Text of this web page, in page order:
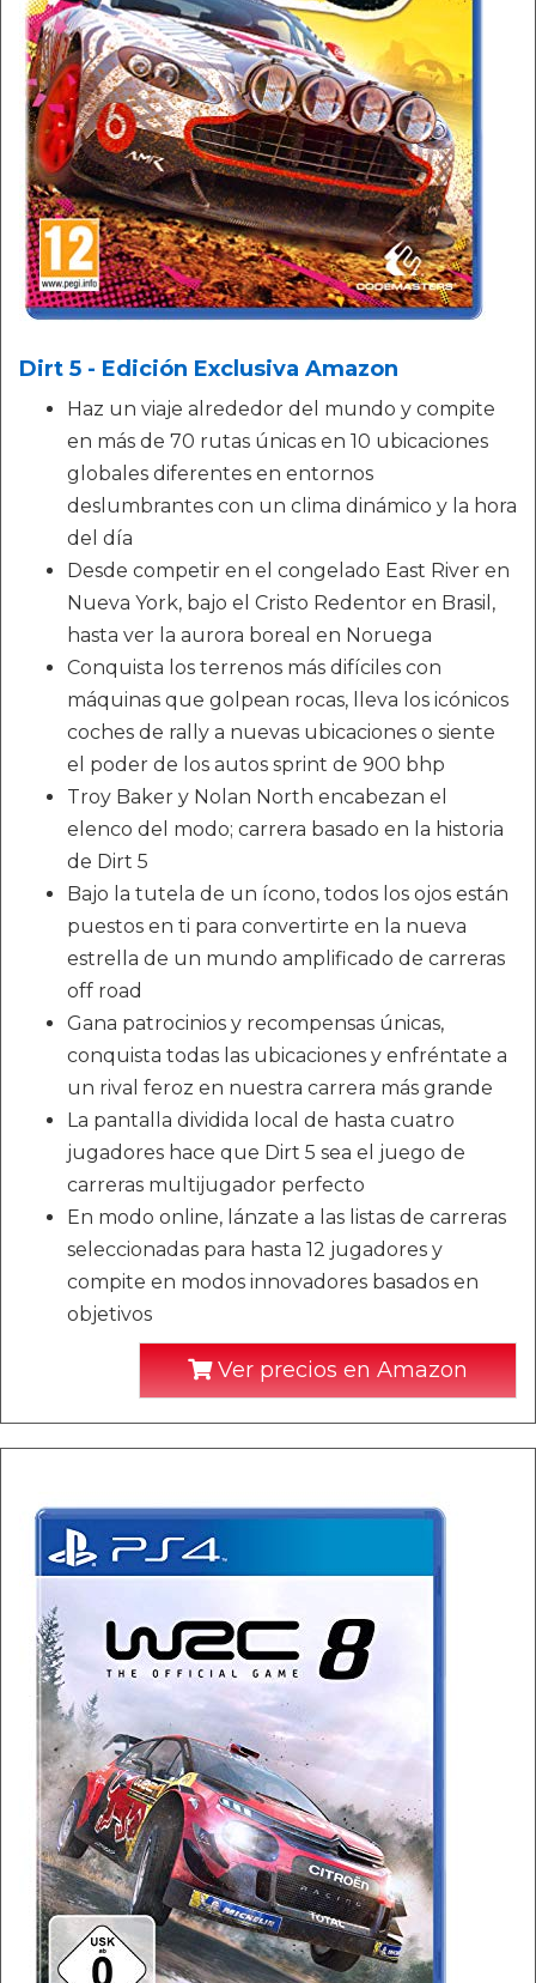
Dirt 5 - Edición Exclusiva Amazon
Haz un viaje alrededor del mundo y compite
en más de 70 rutas únicas en 10 ubicaciones
globales diferentes en entornos
deslumbrantes con un clima dinámico y la hora
del día
Desde competir en el congelado East River en
Nueva York, bajo el Cristo Redentor en Brasil,
hasta ver la aurora boreal en Noruega
Conquista los terrenos más difíciles con
máquinas que golpean rocas, lleva los icónicos
coches de rally a nuevas ubicaciones o siente
el poder de los autos sprint de 900 bhp
Troy Baker y Nolan North encabezan el
elenco del modo; carrera basado en la historia
de Dirt 5
Bajo la tutela de un ícono, todos los ojos están
puestos en ti para convertirte en la nueva
estrella de un mundo amplificado de carreras
off road
Gana patrocinios y recompensas únicas,
conquista todas las ubicaciones y enfréntate a
un rival feroz en nuestra carrera más grande
La pantalla dividida local de hasta cuatro
jugadores hace que Dirt 5 sea el juego de
carreras multijugador perfecto
En modo online, lánzate a las listas de carreras
seleccionadas para hasta 12 jugadores y
compite en modos innovadores basados en
objetivos
Ver precios en Amazon